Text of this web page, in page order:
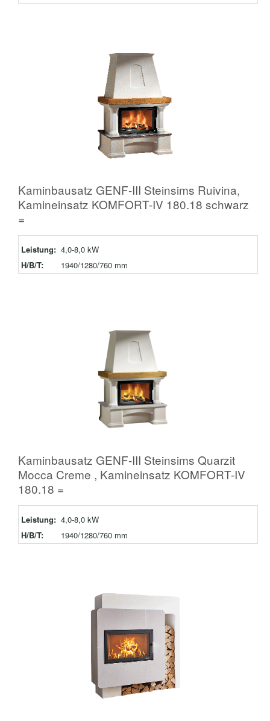
Kaminbausatz GENF-III Steinsims Ruivina,
Kamineinsatz KOMFORT-IV 180.18 schwarz
=
Leistung: 4,0-8,0 kW
H/B/T:
1940/1280/760 mm
Kaminbausatz GENF-III Steinsims Quarzit
Mocca Creme , Kamineinsatz KOMFORT-IV
180.18 =
Leistung: 4,0-8,0 kW
H/B/T:
1940/1280/760 mm